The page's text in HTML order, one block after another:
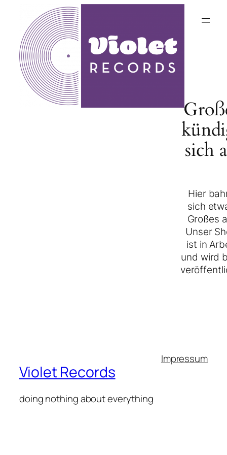
sich
Hier
sich
Großes
Unser
ist in
und wird
Violet Records
doing nothing about everything
Impressum